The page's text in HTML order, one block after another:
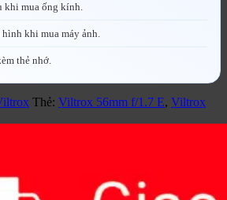
khi mua ống kính.
khi mua máy ảnh.
thẻ nhớ.
Thẻ: Viltrox 56mm f/1.7 E, Viltrox